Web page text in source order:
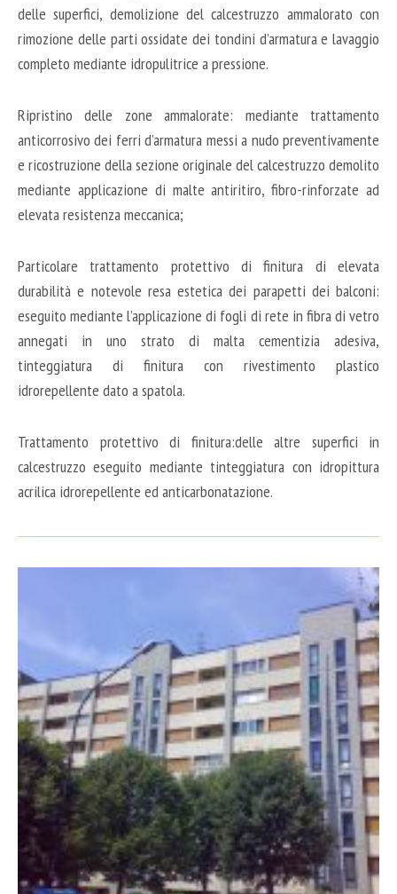
delle superfici, demolizione del calcestruzzo ammalorato con
rimozione delle parti ossidate dei tondini d’armatura e lavaggio
completo mediante idropulitrice a pressione.
Ripristino delle zone ammalorate: mediante trattamento
anticorrosivo dei ferri d’armatura messi a nudo preventivamente
e ricostruzione della sezione originale del calcestruzzo demolito
mediante applicazione di malte antiritiro, fibro-rinforzate ad
elevata resistenza meccanica;
Particolare trattamento protettivo di finitura di elevata
durabilità e notevole resa estetica dei parapetti dei balconi:
eseguito mediante l’applicazione di fogli di rete in fibra di vetro
annegati in uno strato di malta cementizia adesiva,
tinteggiatura di finitura con rivestimento plastico
idrorepellente dato a spatola.
Trattamento protettivo di finitura:delle altre superfici in
calcestruzzo eseguito mediante tinteggiatura con idropittura
acrilica idrorepellente ed anticarbonatazione.